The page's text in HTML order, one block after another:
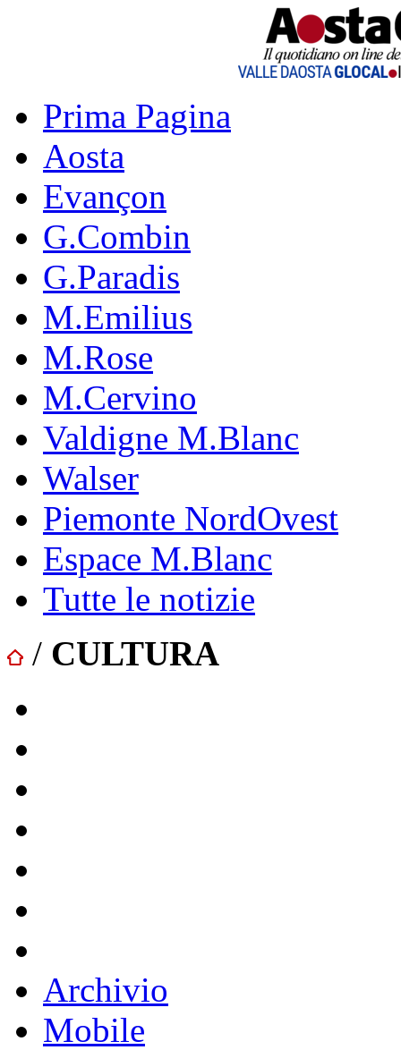
Prima Pagina
Aosta
Evançon
G.Combin
G.Paradis
M.Emilius
M.Rose
M.Cervino
Valdigne M.Blanc
Walser
Piemonte NordOvest
Espace M.Blanc
Tutte le notizie
/ CULTURA
Archivio
Mobile